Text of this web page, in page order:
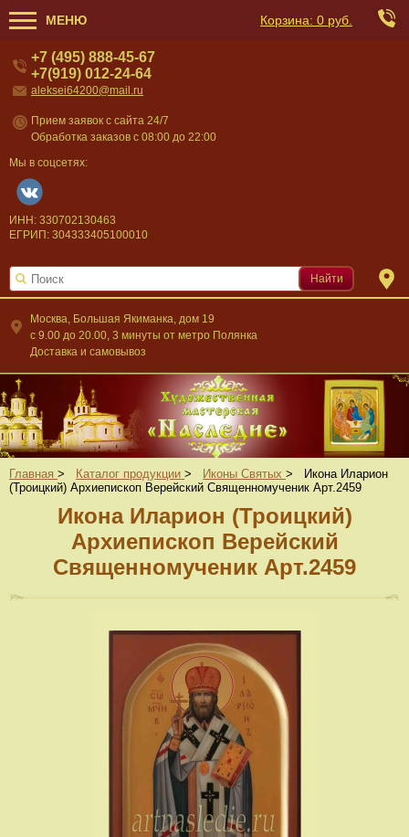
МЕНЮ Корзина: 0 руб.
Москва, Большая Якиманка, дом 19
c 9.00 до 20.00, 3 минуты от метро Полянка
Доставка и самовывоз
+7 (495) 888-45-67
+7(919) 012-24-64
aleksei64200@mail.ru
Прием заявок с сайта 24/7
Обработка заказов с 08:00 до 22:00
Мы в соцсетях:
ИНН: 330702130463
ЕГРИП: 304333405100010
Найти
Главная > Каталог продукции > Иконы Святых >
Икона Иларион
(Троицкий) Архиепископ Верейский Священномученик Арт.2459
Икона Иларион (Троицкий)
Архиепископ Верейский
Священномученик Арт.2459